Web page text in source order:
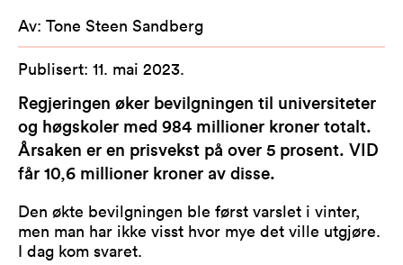
Av: Tone Steen Sandberg
Publisert: 11. mai 2023.
Regjeringen øker bevilgningen til universiteter
og høgskoler med 984 millioner kroner totalt.
Årsaken er en prisvekst på over 5 prosent. VID
får 10,6 millioner kroner av disse.
Den økte bevilgningen ble først varslet i vinter,
men man har ikke visst hvor mye det ville utgjøre.
I dag kom svaret.